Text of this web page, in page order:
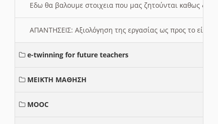
Εδω θα βαλουμε στοιχεια που μας ζητούνται καθως
ΑΠΑΝΤΗΣΕΙΣ: Αξιολόγηση της εργασίας ως προς το
e-twinning for future teachers
ΜΕΙΚΤΗ ΜΑΘΗΣΗ
MOOC